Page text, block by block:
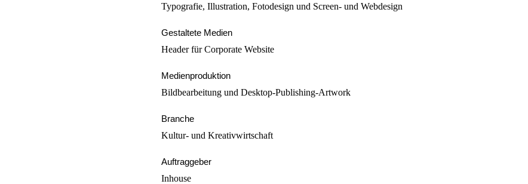
Typografie, Illustration, Fotodesign und Screen- und Webdesign
Gestaltete Medien
Header für Corporate Website
Medienproduktion
Bildbearbeitung und Desktop-Publishing-Artwork
Branche
Kultur- und Kreativwirtschaft
Auftraggeber
Inhouse